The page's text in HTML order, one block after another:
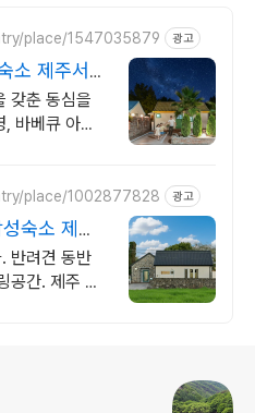
place/1547035879 광고
소 제주서쪽
갖춘 동심을
바베큐 아이
place/1002877828 광고
숙소 제주
반려견 동반